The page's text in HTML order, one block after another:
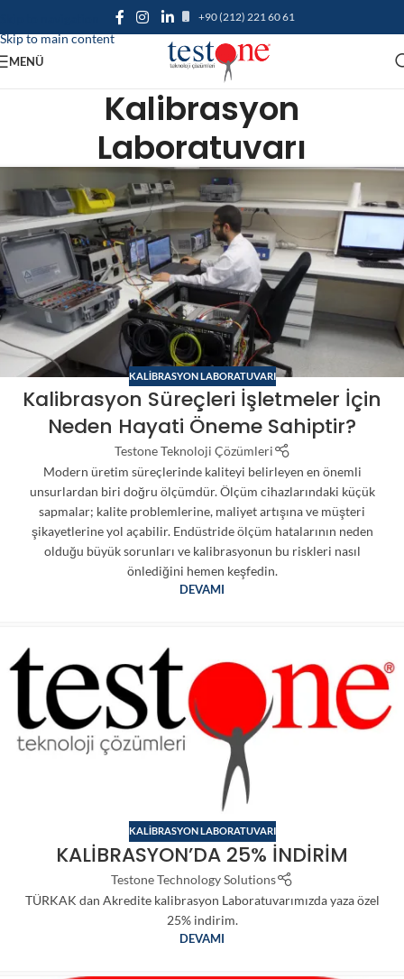
Skip to main content
+90 (212) 221 60 61
MENÜ
Kalibrasyon
Laboratuvarı
KALIBRASYON LABORATUVARI
Kalibrasyon Süreçleri İşletmeler İçin
Neden Hayati Öneme Sahiptir?
Testone Teknoloji Çözümleri
Modern üretim süreçlerinde kaliteyi belirleyen en önemli
unsurlardan biri doğru ölçümdür. Ölçüm cihazlarındaki küçük
sapmalar; kalite problemlerine, maliyet artışına ve müşteri
şikayetlerine yol açabilir. Endüstride ölçüm hatalarının neden
olduğu büyük sorunları ve kalibrasyonun bu riskleri nasıl
önlediğini hemen keşfedin.
DEVAMI
KALIBRASYON LABORATUVARI
KALİBRASYON’DA 25% İNDİRİM
Testone Technology Solutions
TÜRKAK dan Akredite kalibrasyon Laboratuvarımızda yaza özel
25% indirim.
DEVAMI